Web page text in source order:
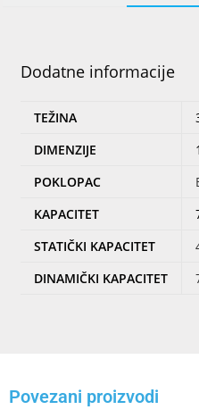
Dodatne informacije
TEŽINA
DIMENZIJE
POKLOPAC
KAPACITET
STATIČKI KAPACITET
DINAMIČKI KAPACITET
Povezani proizvodi